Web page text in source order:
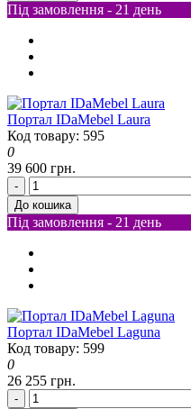
Під замовлення - 21 день
Портал IDaMebel Laura
Код товару: 595
0
39 600 грн.
-
До кошика
Під замовлення - 21 день
Портал IDaMebel Laguna
Код товару: 599
0
26 255 грн.
-